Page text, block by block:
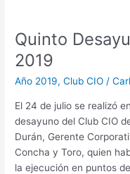
Quinto
2019
Año 2019,Club CIO /
El 24 de julio se realizó
desayuno del Club CIO
Durán, Gerente
Concha y Toro, quien
la ejecución en puntos
Quinto
Desayuno
Club
CIO: